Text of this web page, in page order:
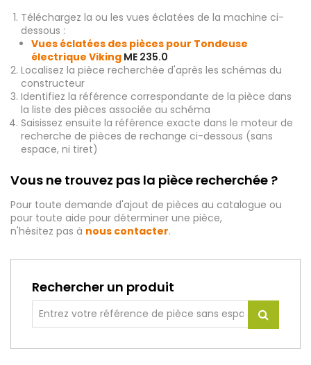
Téléchargez la ou les vues éclatées de la machine ci-
dessous :
Vues éclatées des pièces pour Tondeuse
électrique Viking ME 235.0
Localisez la pièce recherchée d'après les schémas du
constructeur
Identifiez la référence correspondante de la pièce dans
la liste des pièces associée au schéma
Saisissez ensuite la référence exacte dans le moteur de
recherche de pièces de rechange ci-dessous (sans
espace, ni tiret)
Vous ne trouvez pas la pièce recherchée ?
Pour toute demande d'ajout de pièces au catalogue ou
pour toute aide pour déterminer une pièce,
n'hésitez pas à nous contacter.
Rechercher un produit